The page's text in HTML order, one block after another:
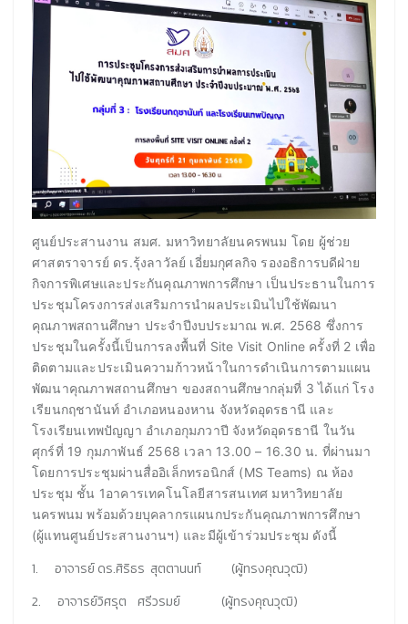
ศูนย์ประสานงาน สมศ. มหาวิทยาลัยนครพนม โดย ผู้ช่วย
ศาสตราจารย์ ดร.รุ้งลาวัลย์ เอี่ยมกุศลกิจ รองอธิการบดีฝ่าย
กิจการพิเศษและประกันคุณภาพการศึกษา เป็นประธานในการ
ประชุมโครงการส่งเสริมการนำผลประเมินไปใช้พัฒนา
คุณภาพสถานศึกษา ประจำปีงบประมาณ พ.ศ. 2568 ซึ่งการ
ประชุมในครั้งนี้เป็นการลงพื้นที่ Site Visit Online ครั้งที่ 2 เพื่อ
ติดตามและประเมินความก้าวหน้าในการดำเนินการตามแผน
พัฒนาคุณภาพสถานศึกษา ของสถานศึกษากลุ่มที่ 3 ได้แก่ โรง
เรียนกฤชานันท์ อำเภอหนองหาน จังหวัดอุดรธานี และ
โรงเรียนเทพปัญญา อำเภอกุมภวาปี จังหวัดอุดรธานี ในวัน
ศุกร์ที่ 19 กุมภาพันธ์ 2568 เวลา 13.00 – 16.30 น. ที่ผ่านมา
โดยการประชุมผ่านสื่ออิเล็กทรอนิกส์ (MS Teams) ณ ห้อง
ประชุม ชั้น 1อาคารเทคโนโลยีสารสนเทศ มหาวิทยาลัย
นครพนม พร้อมด้วยบุคลากรแผนกประกันคุณภาพการศึกษา
(ผู้แทนศูนย์ประสานงานฯ) และมีผู้เข้าร่วมประชุม ดังนี้
1. อาจารย์ ดร.ศิริธร สุตตานนท์ (ผู้ทรงคุณวุฒิ)
2. อาจารย์วิศรุต ศรีวรมย์ (ผู้ทรงคุณวุฒิ)